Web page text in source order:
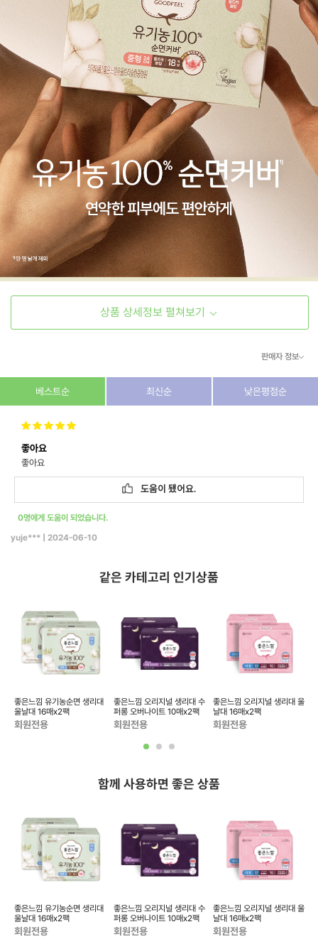
상품 상세정보 펼쳐보기
판매자 정보
상호/대표자 (주) 동이커머스
사업자 번호
통신판매업 번호
dongeecom@naver.com
소재지 경기도 고양시 덕양구 꽃마을로64, 1235호
베스트순 최신순 낮은평점순
좋아요
좋아요
도움이 됐어요.
0명에게 도움이 되었습니다.
yuje***
2024-06-10
같은 카테고리 인기상품
좋은느낌 유기농순면 생리대
울날대 16매x2팩
회원전용
좋은느낌 오리지널 생리대 수
퍼롱 오버나이트 10매x2팩
회원전용
좋은느낌 오리지널 생리대 울
날대 16매x2팩
회원전용
함께 사용하면 좋은 상품
좋은느낌 유기농순면 생리대
울날대 16매x2팩
회원전용
좋은느낌 오리지널 생리대 수
퍼롱 오버나이트 10매x2팩
회원전용
좋은느낌 오리지널 생리대 울
날대 16매x2팩
회원전용